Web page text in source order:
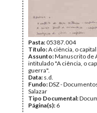
Pasta:05387.004
Título:A ciência, o
Assunto:Manuscrito de
intitulado "A ciência, o
guerra".
Data: s.d.
Fundo:DSZ -
Salazar
Tipo Documental:
Página(s): 6